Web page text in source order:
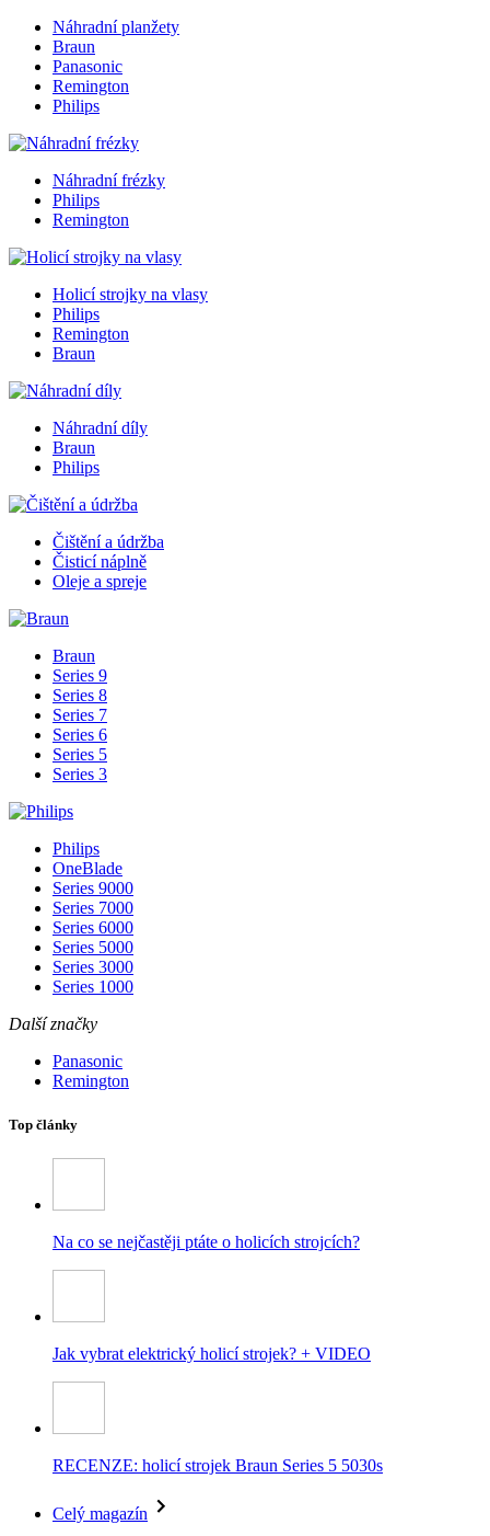
Náhradní planžety
Braun
Panasonic
Remington
Philips
Náhradní frézky
Philips
Remington
Holicí strojky na vlasy
Philips
Remington
Braun
Náhradní díly
Braun
Philips
Čištění a údržba
Čisticí náplně
Oleje a spreje
Braun
Series 9
Series 8
Series 7
Series 6
Series 5
Series 3
Philips
OneBlade
Series 9000
Series 7000
Series 6000
Series 5000
Series 3000
Series 1000
Další značky
Panasonic
Remington
Top články
Na co se nejčastěji ptáte o holicích strojcích?
Jak vybrat elektrický holicí strojek? + VIDEO
RECENZE: holicí strojek Braun Series 5 5030s
Celý magazín